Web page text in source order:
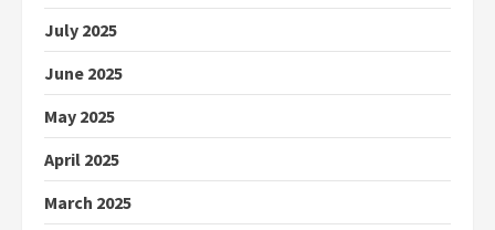
July 2025
June 2025
May 2025
April 2025
March 2025